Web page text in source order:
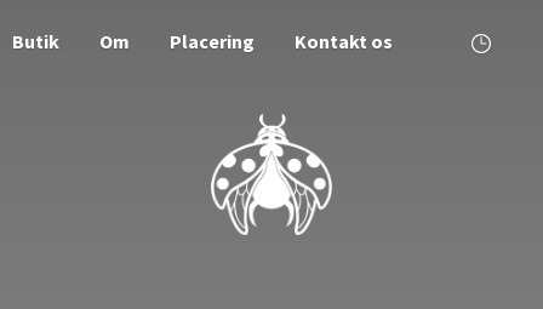
Butik Om Placering Kontakt os